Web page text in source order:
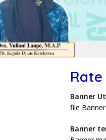
Rate
Banner
file
Banner